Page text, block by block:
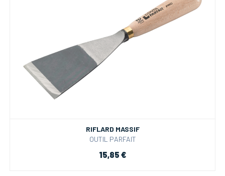
RIFLARD MASSIF
OUTIL PARFAIT
15,85 €